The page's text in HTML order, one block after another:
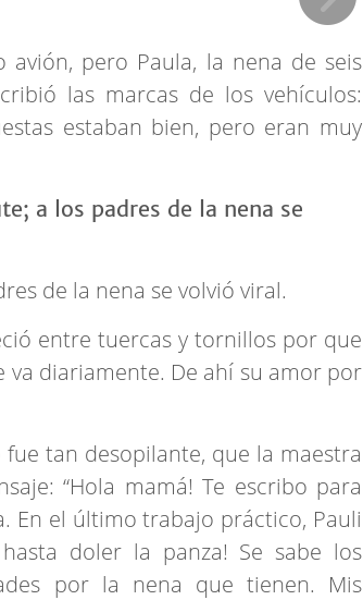
pero Paula, la nena de seis
las marcas de los vehículos:
estaban bien, pero eran muy
de la nena se volvió viral.
entre tuercas y tornillos por que
diariamente. De ahí su amor por
tan desopilante, que la maestra
“Hola mamá! Te escribo para
En el último trabajo práctico, Pauli
doler la panza! Se sabe los
por la nena que tienen. Mis